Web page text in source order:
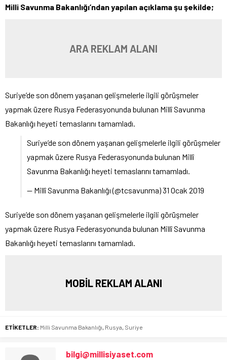
Milli Savunma Bakanlığı’ndan yapılan açıklama şu şekilde;
ARA REKLAM ALANI
Suriye’de son dönem yaşanan gelişmelerle ilgili görüşmeler
yapmak üzere Rusya Federasyonunda bulunan Millî Savunma
Bakanlığı heyeti temaslarını tamamladı.
Suriye’de son dönem yaşanan gelişmelerle ilgili görüşmeler
yapmak üzere Rusya Federasyonunda bulunan Millî
Savunma Bakanlığı heyeti temaslarını tamamladı.
— Millî Savunma Bakanlığı (@tcsavunma) 31 Ocak 2019
Suriye’de son dönem yaşanan gelişmelerle ilgili görüşmeler
yapmak üzere Rusya Federasyonunda bulunan Millî Savunma
Bakanlığı heyeti temaslarını tamamladı.
MOBİL REKLAM ALANI
ETİKETLER: Milli Savunma Bakanlığı, Rusya, Suriye
bilgi@millisiyaset.com